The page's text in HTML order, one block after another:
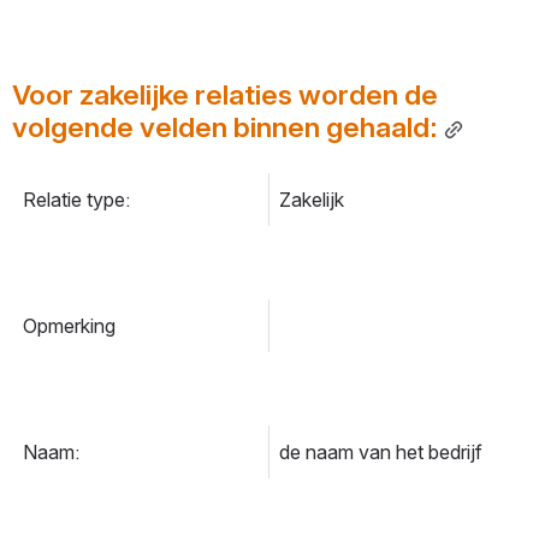
Voor zakelijke relaties worden de
volgende velden binnen gehaald:
Relatie type: Zakelijk
Opmerking
Naam: de naam van het bedrijf